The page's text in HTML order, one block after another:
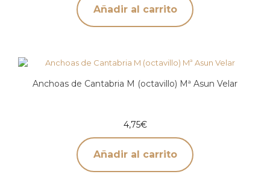
Añadir al carrito
Anchoas de Cantabria M (octavillo) Mª Asun Velar
4,75€
Añadir al carrito